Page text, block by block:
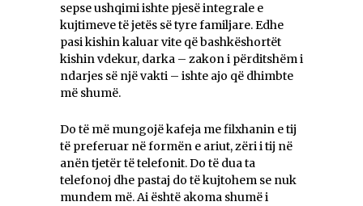
sepse ushqimi ishte pjesë integrale e
kujtimeve të jetës së tyre familjare. Edhe
pasi kishin kaluar vite që bashkëshortët
kishin vdekur, darka – zakon i përditshëm i
ndarjes së një vakti – ishte ajo që dhimbte
më shumë.
Do të më mungojë kafeja me filxhanin e tij
të preferuar në formën e ariut, zëri i tij në
anën tjetër të telefonit. Do të dua ta
telefonoj dhe pastaj do të kujtohem se nuk
mundem më. Ai është akoma shumë i